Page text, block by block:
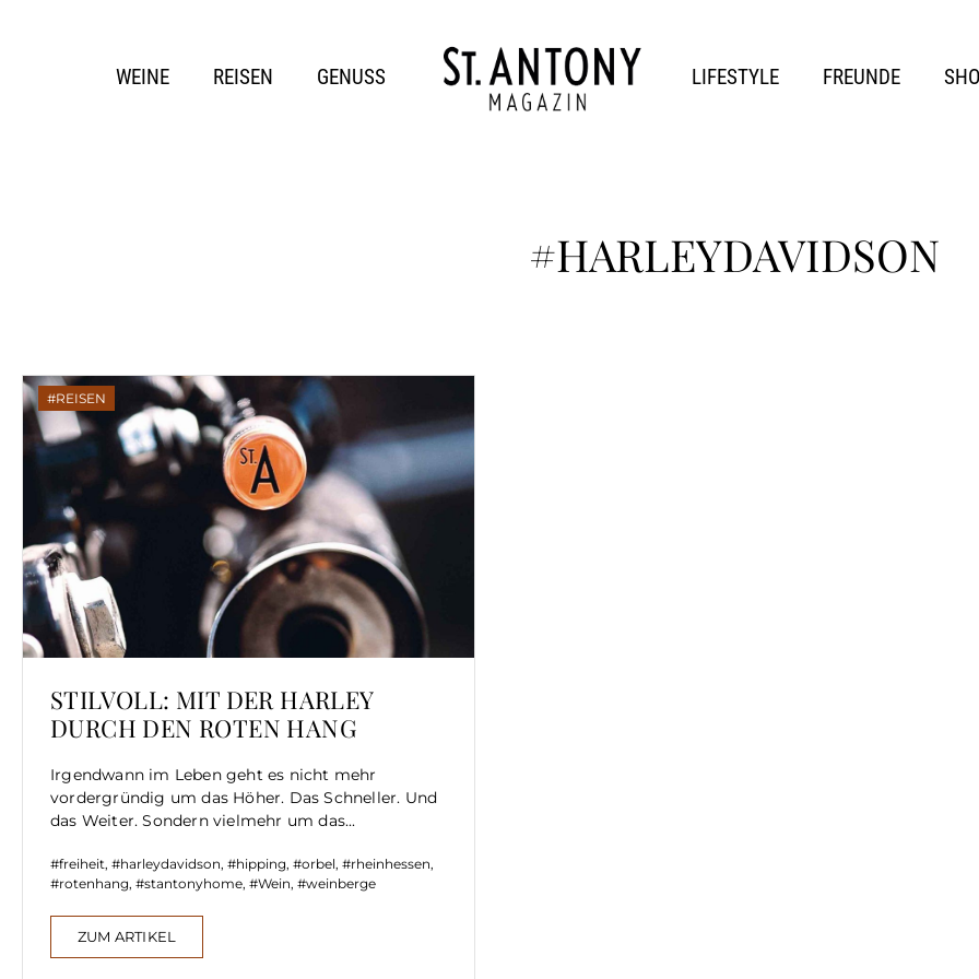
WEINE REISEN GENUSS LIFESTYLE FREUNDE
#HARLEYDAVIDSON
REISEN
STILVOLL: MIT DER HARLEY
DURCH DEN ROTEN HANG
Irgendwann im Leben geht es nicht mehr
vordergründig um das Höher. Das Schneller. Und
das Weiter. Sondern vielmehr um das...
freiheit, harleydavidson, hipping, orbel, rheinhessen,
rotenhang, stantonyhome, Wein, weinberge
ZUM ARTIKEL